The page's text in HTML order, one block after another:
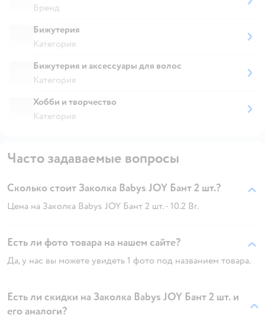
Бренд
Бижутерия
Категория
Бижутерия и аксессуары для волос
Категория
Хобби и творчество
Категория
Часто задаваемые вопросы
Сколько стоит Заколка Babys JOY Бант 2 шт.?
Цена на Заколка Babys JOY Бант 2 шт. - 10.2 Br.
Есть ли фото товара на нашем сайте?
Да, у нас вы можете увидеть 1 фото под названием товара.
Есть ли скидки на Заколка Babys JOY Бант 2 шт. и
его аналоги?